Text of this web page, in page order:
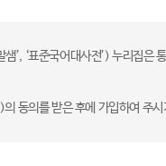
’, ‘표준국어대사전’) 누리집
동의를 받은 후에 가입하여 주